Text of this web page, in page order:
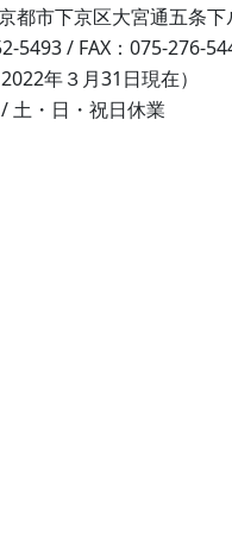
都市下京区大宮通五条
5493 / FAX：075-276-
年３月31日現在）
土・日・祝日休業